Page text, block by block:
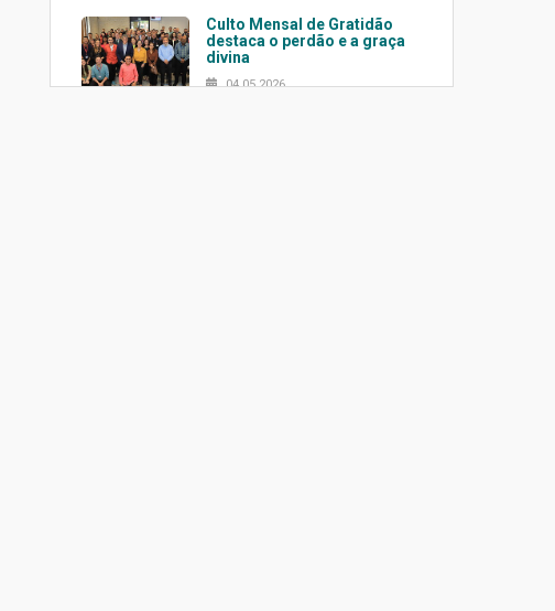
Culto Mensal de Gratidão
destaca o perdão e a graça
divina
04.05.2026